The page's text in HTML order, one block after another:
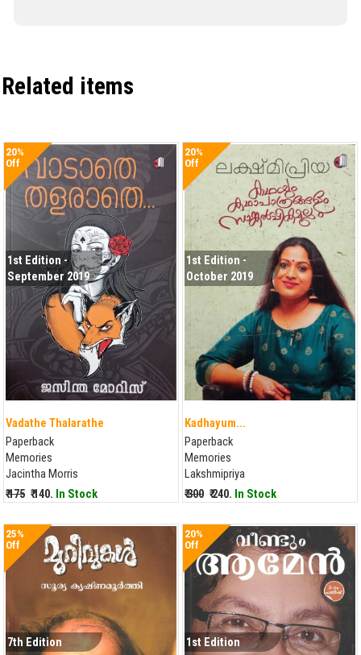
Related items
20%
Off
1st Edition -
September 2019
Vadathe Thalarathe
Paperback
Memories
Jacintha Morris
₹ 175 ₹ 140. In Stock
20%
Off
1st Edition -
October 2019
Kadhayum...
Paperback
Memories
Lakshmipriya
₹ 300 ₹ 240. In Stock
25%
Off
7th Edition
20%
Off
1st Edition